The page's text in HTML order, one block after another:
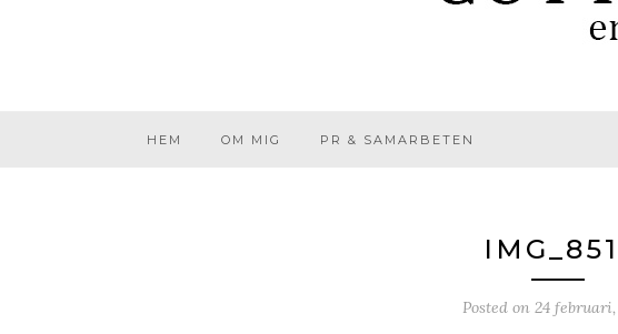
HEM OM MIG PR & SAMARBETEN
Posted on 24 februari,